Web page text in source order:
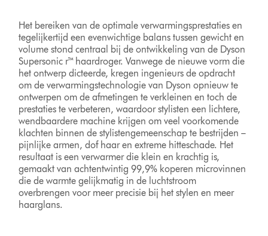
Het bereiken van de optimale verwarmingsprestaties en
tegelijkertijd een evenwichtige balans tussen gewicht en
volume stond centraal bij de ontwikkeling van de Dyson
Supersonic r™ haardroger. Vanwege de nieuwe vorm die
het ontwerp dicteerde, kregen ingenieurs de opdracht
om de verwarmingstechnologie van Dyson opnieuw te
ontwerpen om de afmetingen te verkleinen en toch de
prestaties te verbeteren, waardoor stylisten een lichtere,
wendbaardere machine krijgen om veel voorkomende
klachten binnen de stylistengemeenschap te bestrijden –
pijnlijke armen, dof haar en extreme hitteschade. Het
resultaat is een verwarmer die klein en krachtig is,
gemaakt van achtentwintig 99,9% koperen microvinnen
die de warmte gelijkmatig in de luchtstroom
overbrengen voor meer precisie bij het stylen en meer
haarglans.